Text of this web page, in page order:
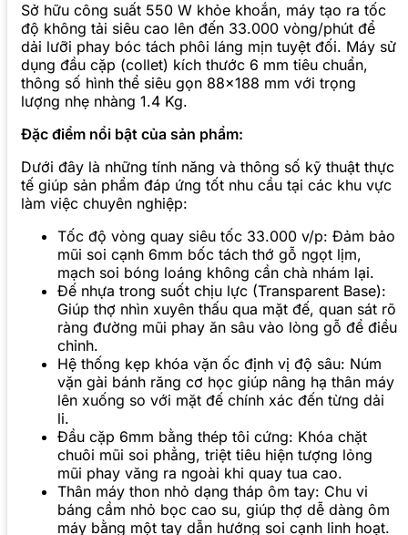
Sở hữu công suất 550 W khỏe khoắn, máy tạo ra tốc
độ không tải siêu cao lên đến 33.000 vòng/phút để
dải lưỡi phay bóc tách phôi láng mịn tuyệt đối. Máy sử
dụng đầu cặp (collet) kích thước 6 mm tiêu chuẩn,
thông số hình thể siêu gọn 88×188 mm với trọng
lượng nhẹ nhàng 1.4 Kg.
Đặc điểm nổi bật của sản phẩm:
Dưới đây là những tính năng và thông số kỹ thuật thực
tế giúp sản phẩm đáp ứng tốt nhu cầu tại các khu vực
làm việc chuyên nghiệp:
Tốc độ vòng quay siêu tốc 33.000 v/p: Đảm bảo
mũi soi cạnh 6mm bốc tách thớ gỗ ngọt lịm,
mạch soi bóng loáng không cần chà nhám lại.
Đế nhựa trong suốt chịu lực (Transparent Base):
Giúp thợ nhìn xuyên thấu qua mặt đế, quan sát rõ
ràng đường mũi phay ăn sâu vào lòng gỗ để điều
chỉnh.
Hệ thống kẹp khóa vặn ốc định vị độ sâu: Núm
vặn gài bánh răng cơ học giúp nâng hạ thân máy
lên xuống so với mặt đế chính xác đến từng dải
li.
Đầu cặp 6mm bằng thép tôi cứng: Khóa chặt
chuôi mũi soi phẳng, triệt tiêu hiện tượng lỏng
mũi phay văng ra ngoài khi quay tua cao.
Thân máy thon nhỏ dạng tháp ôm tay: Chu vi
báng cầm nhỏ bọc cao su, giúp thợ dễ dàng ôm
máy bằng một tay dẫn hướng soi cạnh linh hoạt.